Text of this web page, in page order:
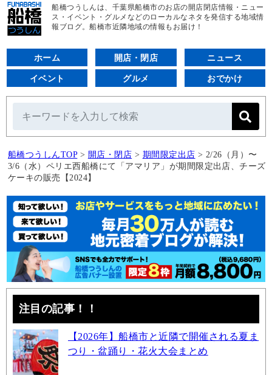
船橋つうしんは、千葉県船橋市のお店の開店閉店情報・ニュー
ス・イベント・グルメなどのローカルなネタを発信する地域情
報ブログ。船橋市近隣地域の情報もお届け！
ホーム 開店・閉店 ニュース
イベント グルメ おでかけ
船橋つうしんTOP > 開店・閉店 > 期間限定出店 > 2/26（月）〜
3/6（水）ペリエ西船橋にて「アマリア」が期間限定出店、チーズ
ケーキの販売【2024】
注目の記事！！
【2026年】船橋市と近隣で開催される夏ま
つり・盆踊り・花火大会まとめ